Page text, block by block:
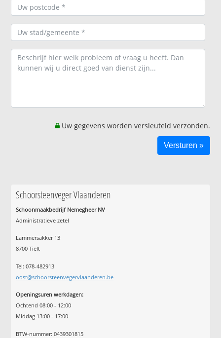
Uw gegevens worden versleuteld verzonden.
Schoorsteenveger Vlaanderen
Schoonmaakbedrijf Nemegheer NV
Administratieve zetel
Lammersakker 13
8700 Tielt
Tel: 078-482913
oost@schoorsteenvegervlaanderen.be
Openingsuren werkdagen:
Ochtend 08:00 - 12:00
Middag 13:00 - 17:00
BTW-nummer: 0439301815